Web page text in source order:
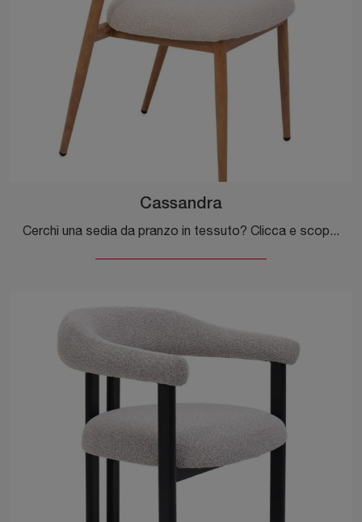
Cassandra
Cerchi una sedia da pranzo in tessuto? Clicca e scopri il modello Cassandra di Bizzotto per ultimare i tuoi interni al meglio.